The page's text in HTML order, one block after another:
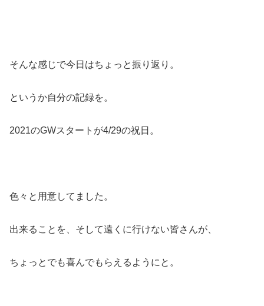
そんな感じで今日はちょっと振り返り。
というか自分の記録を。
2021のGWスタートが4/29の祝日。
色々と用意してました。
出来ることを、そして遠くに行けない皆さんが、
ちょっとでも喜んでもらえるようにと。